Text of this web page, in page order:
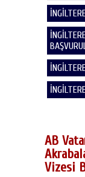
AB
Vizesi